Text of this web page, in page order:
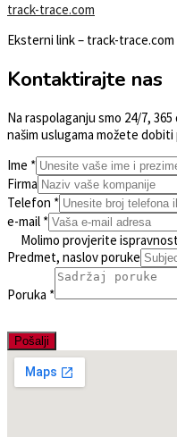
track-trace.com
Eksterni link – track-trace.com
Kontaktirajte nas
Na raspolaganju smo 24/7,
našim uslugama možete
Ime *
Firma
Telefon *
e-mail *
Molimo provjerite
Predmet, naslov poruke
Poruka *
Pošalji